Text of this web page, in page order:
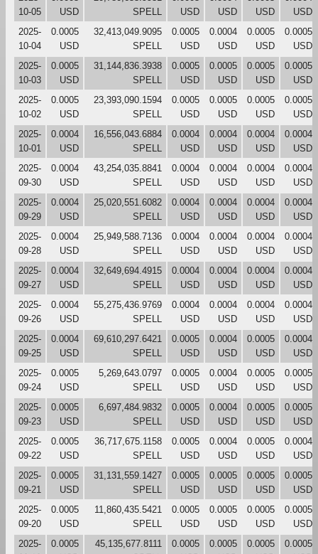
10-05
USD
SPELL
USD
USD
USD
USD
2025-
10-04
0.0005
USD
32,413,049.9095
SPELL
0.0005
USD
0.0004
USD
0.0005
USD
0.0005
USD
2025-
10-03
0.0005
USD
31,144,836.3938
SPELL
0.0005
USD
0.0005
USD
0.0005
USD
0.0005
USD
2025-
10-02
0.0005
USD
23,393,090.1594
SPELL
0.0005
USD
0.0005
USD
0.0005
USD
0.0005
USD
2025-
10-01
0.0004
USD
16,556,043.6884
SPELL
0.0004
USD
0.0004
USD
0.0004
USD
0.0004
USD
2025-
09-30
0.0004
USD
43,254,035.8841
SPELL
0.0004
USD
0.0004
USD
0.0004
USD
0.0004
USD
2025-
09-29
0.0004
USD
25,020,551.6082
SPELL
0.0004
USD
0.0004
USD
0.0004
USD
0.0004
USD
2025-
09-28
0.0004
USD
25,949,588.7136
SPELL
0.0004
USD
0.0004
USD
0.0004
USD
0.0004
USD
2025-
09-27
0.0004
USD
32,649,694.4915
SPELL
0.0004
USD
0.0004
USD
0.0004
USD
0.0004
USD
2025-
09-26
0.0004
USD
55,275,436.9769
SPELL
0.0004
USD
0.0004
USD
0.0004
USD
0.0004
USD
2025-
09-25
0.0004
USD
69,610,297.6421
SPELL
0.0005
USD
0.0004
USD
0.0005
USD
0.0004
USD
2025-
09-24
0.0005
USD
5,269,643.0797
SPELL
0.0005
USD
0.0004
USD
0.0005
USD
0.0005
USD
2025-
09-23
0.0005
USD
6,697,484.9832
SPELL
0.0005
USD
0.0004
USD
0.0005
USD
0.0005
USD
2025-
09-22
0.0005
USD
36,717,675.1158
SPELL
0.0005
USD
0.0004
USD
0.0005
USD
0.0004
USD
2025-
09-21
0.0005
USD
31,131,559.1427
SPELL
0.0005
USD
0.0005
USD
0.0005
USD
0.0005
USD
2025-
09-20
0.0005
USD
11,860,435.5421
SPELL
0.0005
USD
0.0005
USD
0.0005
USD
0.0005
USD
2025-
0.0005
45,135,677.8111
0.0005
0.0005
0.0005
0.0005